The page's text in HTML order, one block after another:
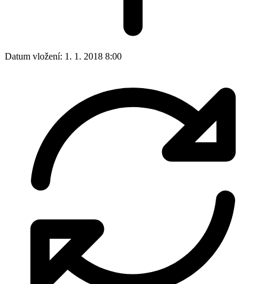
Datum vložení: 1. 1. 2018 8:00